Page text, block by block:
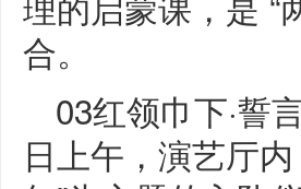
合。
03红领巾下·誓
日上午，演艺厅